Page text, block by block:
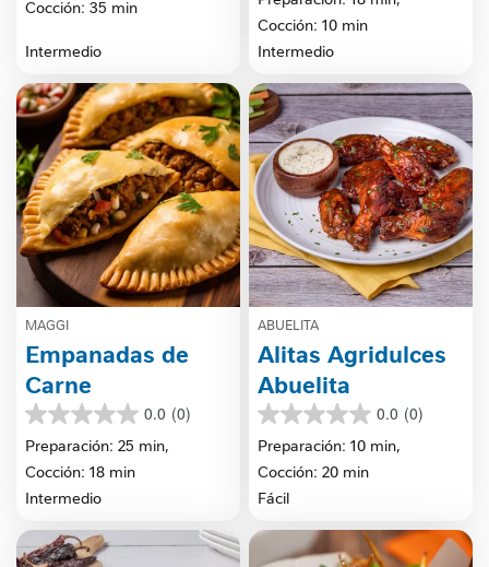
Cocción: 35 min
Intermedio
estrellas.
Cocción: 10 min
Intermedio
MAGGI
Empanadas de
Carne
0.0 (0)
0.0
de
estrellas.
Preparación: 25 min,
Cocción: 18 min
Intermedio
ABUELITA
Alitas Agridulces
Abuelita
0.0 (0)
0.0
de
estrellas.
Preparación: 10 min,
Cocción: 20 min
Fácil